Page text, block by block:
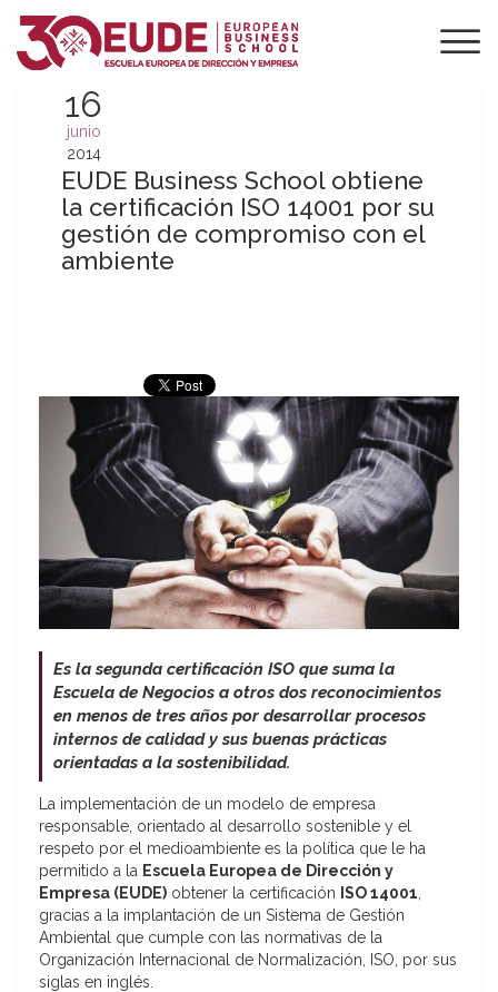
16
junio
2014
EUDE Business School obtiene
la certificación ISO 14001 por su
gestión de compromiso con el
ambiente
Es la segunda certificación ISO que suma la
Escuela de Negocios a otros dos reconocimientos
en menos de tres años por desarrollar procesos
internos de calidad y sus buenas prácticas
orientadas a la sostenibilidad.
La implementación de un modelo de empresa
responsable, orientado al desarrollo sostenible y el
respeto por el medioambiente es la política que le ha
permitido a la Escuela Europea de Dirección y
Empresa (EUDE) obtener la certificación ISO 14001
gracias a la implantación de un Sistema de Gestión
Ambiental que cumple con las normativas de la
Organización Internacional de Normalización, ISO, por sus
siglas en inglés.